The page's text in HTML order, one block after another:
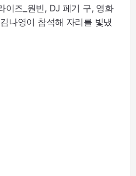
이즈_원빈, DJ 페기 구, 영화
나영이 참석해 자리를 빛냈